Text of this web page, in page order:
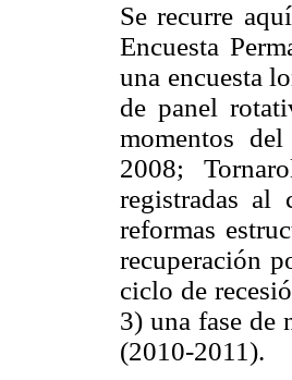
Se recurre
Encuesta
una encuesta
de panel
momentos
2008;
registradas al
reformas
recuperación
ciclo de
3) una fase de
(2010-2011).